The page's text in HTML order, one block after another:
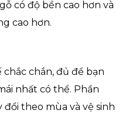
có độ bền cao hơn và
cao hơn.
chắc chắn, đủ để bạn
nhất có thể. Phần
theo mùa và vệ sinh